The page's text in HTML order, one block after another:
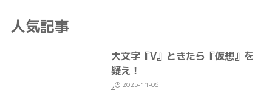
人気記事
大文字『V』ときたら『仮想』を
疑え！
4 2025-11-06